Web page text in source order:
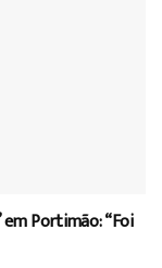
Portimão: “Foi